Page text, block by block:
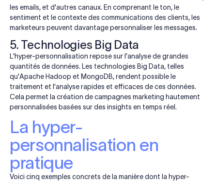
les emails, et d'autres canaux. En comprenant le ton, le
sentiment et le contexte des communications des clients, les
marketeurs peuvent davantage personnaliser les messages.
5. Technologies Big Data
L'hyper-personnalisation repose sur l'analyse de grandes
quantités de données. Les technologies Big Data, telles
qu'Apache Hadoop et MongoDB, rendent possible le
traitement et l'analyse rapides et efficaces de ces données.
Cela permet la création de campagnes marketing hautement
personnalisées basées sur des insights en temps réel.
La hyper-
personnalisation en
pratique
Voici cinq exemples concrets de la manière dont la hyper-